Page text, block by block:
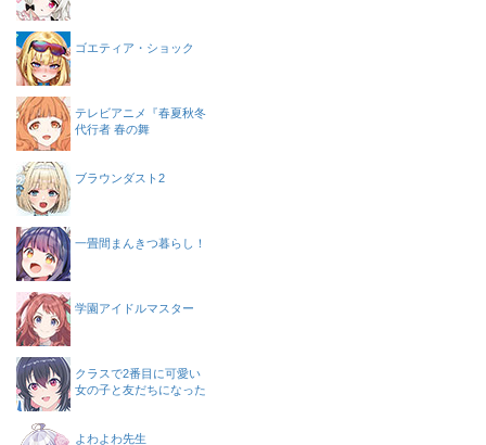
ゴエティア・ショック
テレビアニメ『春夏秋冬
代行者 春の舞
ブラウンダスト2
一畳間まんきつ暮らし！
学園アイドルマスター
クラスで2番目に可愛い
女の子と友だちになった
よわよわ先生